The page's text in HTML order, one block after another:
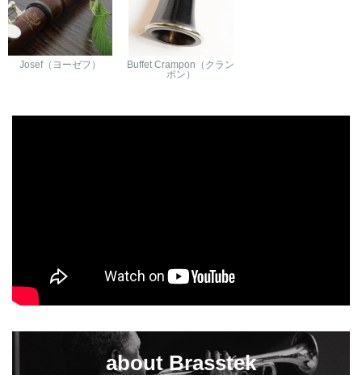
Josef（ヨーゼフ）
Buffet Crampon（クラン
ポン）
about Brasstek